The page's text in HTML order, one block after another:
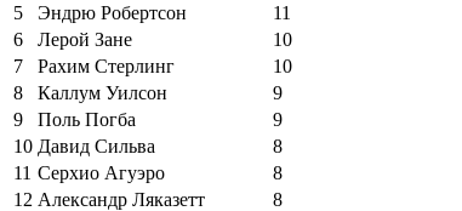
5
Эндрю Робертсон
11
6
Лерой Зане
10
7
Рахим Стерлинг
10
8
Каллум Уилсон
9
9
Поль Погба
9
10 Давид Сильва
8
11 Серхио Агуэро
8
12 Александр Ляказетт
8